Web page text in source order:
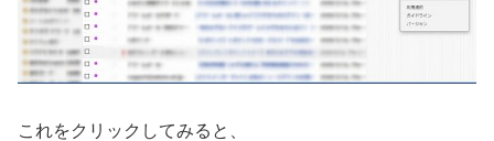
これをクリックしてみると、